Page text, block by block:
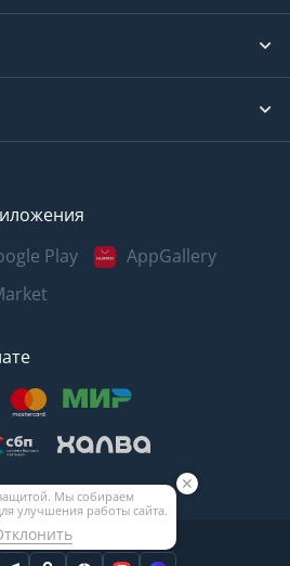
Play
AppGallery
Мы собираем
улучшения работы сайта.
✕